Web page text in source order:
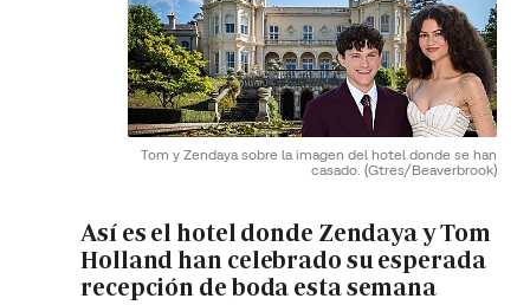
Tom y Zendaya sobre la imagen del hotel donde se han
casado. (Gtres/Beaverbrook)
Así es el hotel donde Zendaya y Tom
Holland han celebrado su esperada
recepción de boda esta semana